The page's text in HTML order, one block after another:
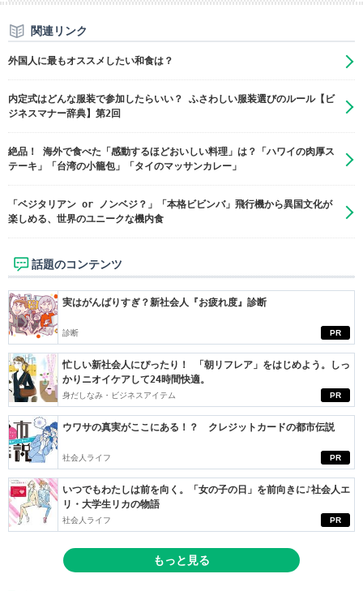
関連リンク
外国人に最もオススメしたい和食は？
内定式はどんな服装で参加したらいい？ ふさわしい服装選びのルール【ビ
ジネスマナー辞典】第2回
絶品！ 海外で食べた「感動するほどおいしい料理」は？「ハワイの肉厚ス
テーキ」「台湾の小籠包」「タイのマッサンカレー」
「ベジタリアン or ノンベジ？」「本格ビビンバ」飛行機から異国文化が
楽しめる、世界のユニークな機内食
話題のコンテンツ
PR
実はがんばりすぎ？新社会人『お疲れ度』診断
診断
PR
忙しい新社会人にぴったり！ 「朝リフレア」をはじめよう。しっ
かりニオイケアして24時間快適。
身だしなみ・ビジネスアイテム
PR
ウワサの真実がここにある！？ クレジットカードの都市伝説
社会人ライフ
PR
いつでもわたしは前を向く。「女の子の日」を前向きに♪社会人エ
リ・大学生リカの物語
社会人ライフ
もっと見る